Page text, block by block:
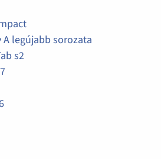
A legújabb sorozata
s2